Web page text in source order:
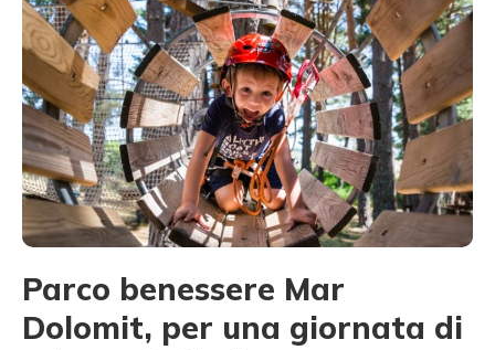
Parco benessere Mar
Dolomit, per una giornata di